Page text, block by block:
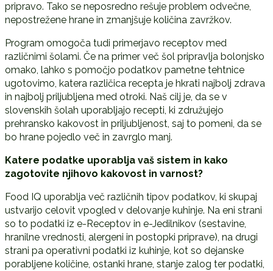
pripravo. Tako se neposredno rešuje problem odvečne,
nepostrežene hrane in zmanjšuje količina zavržkov.
Program omogoča tudi primerjavo receptov med
različnimi šolami. Če na primer več šol pripravlja bolonjsko
omako, lahko s pomočjo podatkov pametne tehtnice
ugotovimo, katera različica recepta je hkrati najbolj zdrava
in najbolj priljubljena med otroki. Naš cilj je, da se v
slovenskih šolah uporabljajo recepti, ki združujejo
prehransko kakovost in priljubljenost, saj to pomeni, da se
bo hrane pojedlo več in zavrglo manj.
Katere podatke uporablja vaš sistem in kako
zagotovite njihovo kakovost in varnost?
Food IQ uporablja več različnih tipov podatkov, ki skupaj
ustvarijo celovit vpogled v delovanje kuhinje. Na eni strani
so to podatki iz e-Receptov in e-Jedilnikov (sestavine,
hranilne vrednosti, alergeni in postopki priprave), na drugi
strani pa operativni podatki iz kuhinje, kot so dejanske
porabljene količine, ostanki hrane, stanje zalog ter podatki,